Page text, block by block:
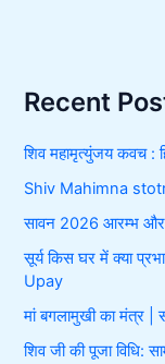
r
:Recent
शिव महामृत्युंजय कवच :
Shiv Mahimna
सावन 2026 आरम्भ और
सूर्य किस घर में क्या
Upay
मां बगलामुखी का मंत्र |
शिव जी की पूजा विधि: